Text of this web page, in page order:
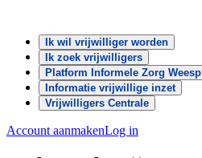
Ik wil vrijwilliger worden
Ik zoek vrijwilligers
Platform Informele Zorg Weesp
Informatie vrijwillige inzet
Vrijwilligers Centrale
Account aanmakenLog in